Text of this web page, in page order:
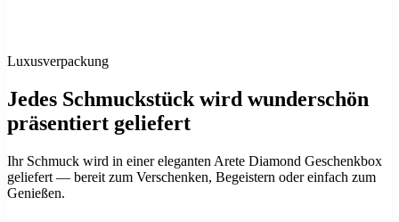
Luxusverpackung
Jedes Schmuckstück wird wunderschön
präsentiert geliefert
Ihr Schmuck wird in einer eleganten Arete Diamond Geschenkbox
geliefert — bereit zum Verschenken, Begeistern oder einfach zum
Genießen.